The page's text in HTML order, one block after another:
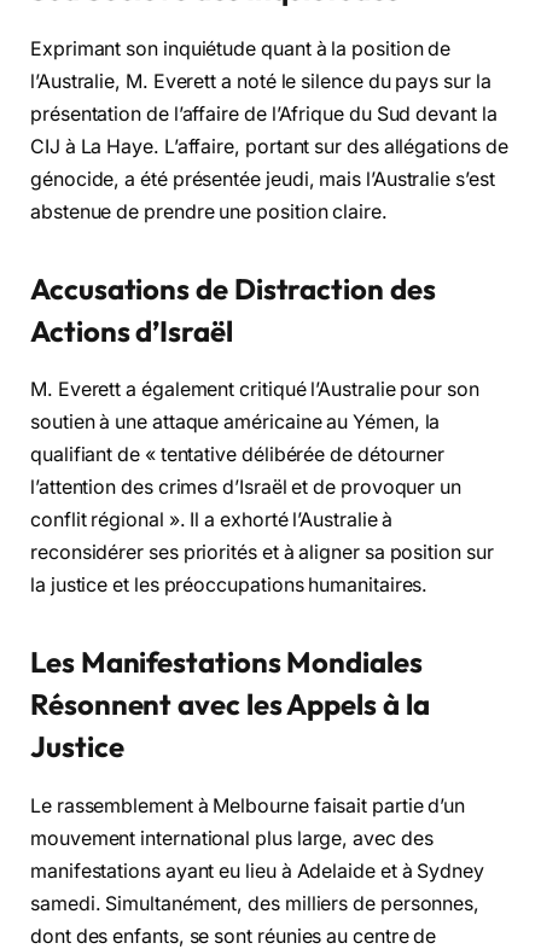
Exprimant son inquiétude quant à la position de
l’Australie, M. Everett a noté le silence du pays sur la
présentation de l’affaire de l’Afrique du Sud devant la
CIJ à La Haye. L’affaire, portant sur des allégations de
génocide, a été présentée jeudi, mais l’Australie s’est
abstenue de prendre une position claire.
Accusations de Distraction des
Actions d’Israël
M. Everett a également critiqué l’Australie pour son
soutien à une attaque américaine au Yémen, la
qualifiant de « tentative délibérée de détourner
l’attention des crimes d’Israël et de provoquer un
conflit régional ». Il a exhorté l’Australie à
reconsidérer ses priorités et à aligner sa position sur
la justice et les préoccupations humanitaires.
Les Manifestations Mondiales
Résonnent avec les Appels à la
Justice
Le rassemblement à Melbourne faisait partie d’un
mouvement international plus large, avec des
manifestations ayant eu lieu à Adelaide et à Sydney
samedi. Simultanément, des milliers de personnes,
dont des enfants, se sont réunies au centre de